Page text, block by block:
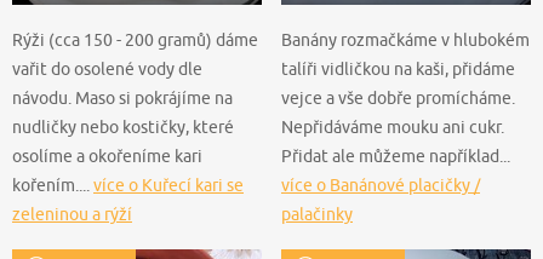
Rýži (cca 150 - 200 gramů) dáme
vařit do osolené vody dle
návodu. Maso si pokrájíme na
nudličky nebo kostičky, které
osolíme a okořeníme kari
kořením....více o Kuřecí kari se
zeleninou a rýží
Banány rozmačkáme v hlubokém
talíři vidličkou na kaši, přidáme
vejce a vše dobře promícháme.
Nepřidáváme mouku ani cukr.
Přidat ale můžeme například...
více o Banánové placičky /
palačinky